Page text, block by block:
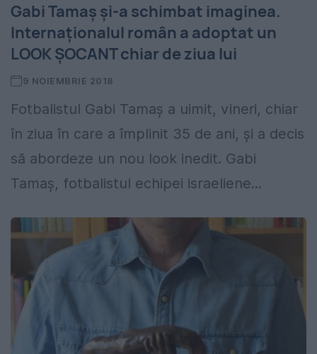
Gabi Tamaș și-a schimbat imaginea.
Internaționalul român a adoptat un
LOOK ȘOCANT chiar de ziua lui
9 NOIEMBRIE 2018
Fotbalistul Gabi Tamaș a uimit, vineri, chiar
în ziua în care a împlinit 35 de ani, și a decis
să abordeze un nou look inedit. Gabi
Tamaș, fotbalistul echipei israeliene...